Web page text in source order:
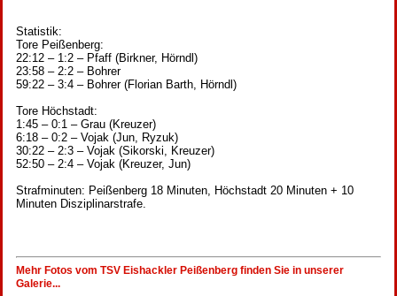
Statistik:
Tore Peißenberg:
22:12 – 1:2 – Pfaff (Birkner, Hörndl)
23:58 – 2:2 – Bohrer
59:22 – 3:4 – Bohrer (Florian Barth, Hörndl)
Tore Höchstadt:
1:45 – 0:1 – Grau (Kreuzer)
6:18 – 0:2 – Vojak (Jun, Ryzuk)
30:22 – 2:3 – Vojak (Sikorski, Kreuzer)
52:50 – 2:4 – Vojak (Kreuzer, Jun)
Strafminuten: Peißenberg 18 Minuten, Höchstadt 20 Minuten + 10
Minuten Disziplinarstrafe.
Mehr Fotos vom TSV Eishackler Peißenberg finden Sie in unserer
Galerie...